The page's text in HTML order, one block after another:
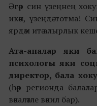
Әгәр син үзеңнең
икән, үзеңдә тотма!
ярдәм итә алырлык
Ата-аналар яки
психологы яки
директор, бала
(һәр регионда
вәкаләтле вәкил бар).